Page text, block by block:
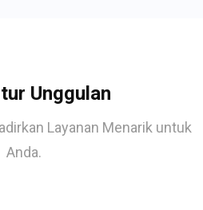
Unggulan
Layanan Menarik untuk
Anda.